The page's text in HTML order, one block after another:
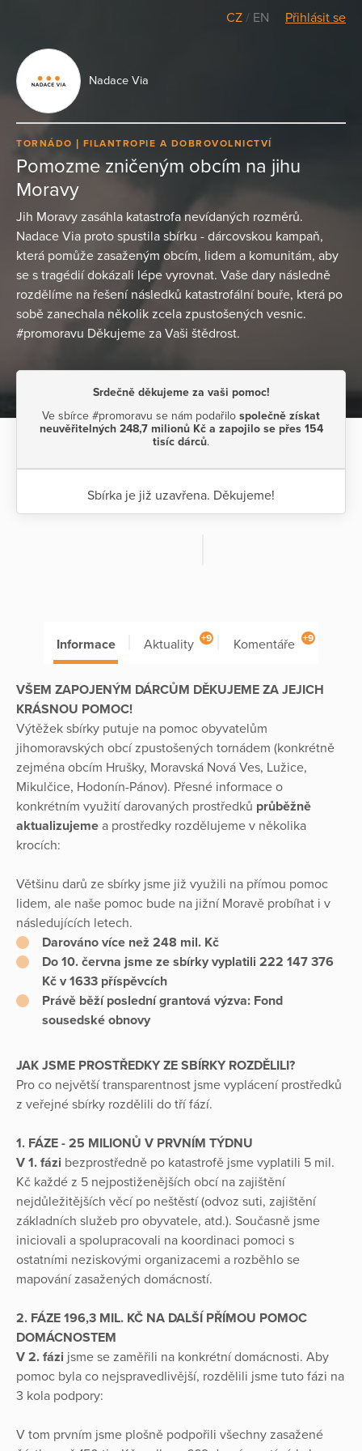
CZ / EN Přihlásit se
Nadace Via
TORNÁDO FILANTROPIE A DOBROVOLNICTVÍ
Pomozme zničeným obcím na jihu
Moravy
Jih Moravy zasáhla katastrofa nevídaných rozměrů.
Nadace Via proto spustila sbírku - dárcovskou kampaň,
která pomůže zasaženým obcím, lidem a komunitám, aby
se s tragédií dokázali lépe vyrovnat. Vaše dary následně
rozdělíme na řešení následků katastrofální bouře, která po
sobě zanechala několik zcela zpustošených vesnic.
#promoravu Děkujeme za Vaši štědrost.
Srdečně děkujeme za vaši pomoc!
Ve sbírce #promoravu se nám podařilo společně získat
neuvěřitelných 248,7 milionů Kč a zapojilo se přes 154
tisíc dárců.
Sbírka je již uzavřena. Děkujeme!
Informace Aktuality +9 Komentáře +9
VŠEM ZAPOJENÝM DÁRCŮM DĚKUJEME ZA JEJICH
KRÁSNOU POMOC!
Výtěžek sbírky putuje na pomoc obyvatelům
jihomoravských obcí zpustošených tornádem (konkrétně
zejména obcím Hrušky, Moravská Nová Ves, Lužice,
Mikulčice, Hodonín-Pánov). Přesné informace o
konkrétním využití darovaných prostředků průběžně
aktualizujeme a prostředky rozdělujeme v několika
krocích:
Většinu darů ze sbírky jsme již využili na přímou pomoc
lidem, ale naše pomoc bude na jižní Moravě probíhat i v
následujících letech.
Darováno více než 248 mil. Kč
Do 10. června jsme ze sbírky vyplatili 222 147 376
Kč v 1633 příspěvcích
Právě běží poslední grantová výzva: Fond
sousedské obnovy
JAK JSME PROSTŘEDKY ZE SBÍRKY ROZDĚLILI?
Pro co největší transparentnost jsme vyplácení prostředků
z veřejné sbírky rozdělili do tří fází.
1. FÁZE - 25 MILIONŮ V PRVNÍM TÝDNU
V 1. fázi bezprostředně po katastrofě jsme vyplatili 5 mil.
Kč každé z 5 nejpostiženějších obcí na zajištění
nejdůležitějších věcí po neštěstí (odvoz suti, zajištění
základních služeb pro obyvatele, atd.). Současně jsme
iniciovali a spolupracovali na koordinaci pomoci s
ostatními neziskovými organizacemi a rozběhlo se
mapování zasažených domácností.
2. FÁZE 196,3 MIL. KČ NA DALŠÍ PŘÍMOU POMOC
DOMÁCNOSTEM
V 2. fázi jsme se zaměřili na konkrétní domácnosti. Aby
pomoc byla co nejspravedlivější, rozdělili jsme tuto fázi na
3 kola podpory:
V tom prvním jsme plošně podpořili všechny zasažené